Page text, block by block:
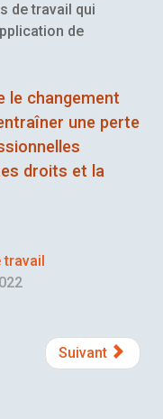
de travail qui
de
le changement
une perte
droits et la
travail
Suivant